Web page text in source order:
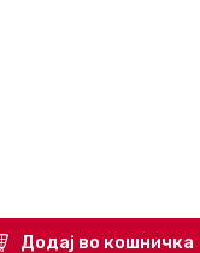
Додај во кошничка